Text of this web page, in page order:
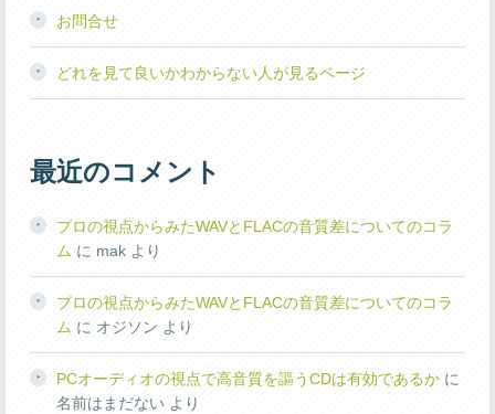
お問合せ
どれを見て良いかわからない人が見るページ
最近のコメント
プロの視点からみたWAVとFLACの音質差についてのコラ
ム に makより
プロの視点からみたWAVとFLACの音質差についてのコラ
ム に オジソン より
PCオーディオの視点で高音質を謳うCDは有効であるかに
名前はまだないより